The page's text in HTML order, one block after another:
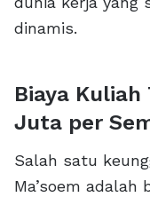
dinamis.
Biaya Kuliah
Juta per
Salah satu
Ma’soem adalah